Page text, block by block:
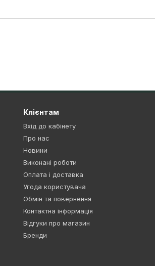
Клієнтам
Вхід до кабінету
Про нас
Новини
Виконані роботи
Оплата і доставка
Угода користувача
Обмін та повернення
Контактна інформація
Відгуки про магазин
Бренди